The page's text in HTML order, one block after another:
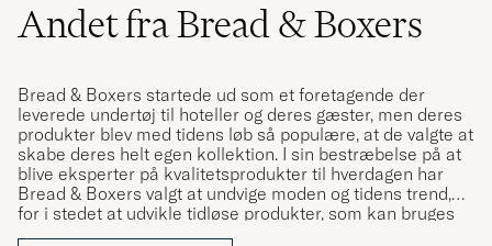
Andet fra Bread & Boxers
Bread & Boxers startede ud som et foretagende der
leverede undertøj til hoteller og deres gæster, men deres
produkter blev med tidens løb så populære, at de valgte at
skabe deres helt egen kollektion. I sin bestræbelse på at
blive eksperter på kvalitetsprodukter til hverdagen har
Bread & Boxers valgt at undvige moden og tidens trend,
for i stedet at udvikle tidløse produkter, som kan bruges
igen og igen, sæson efter sæson. Filosofien er at skabe